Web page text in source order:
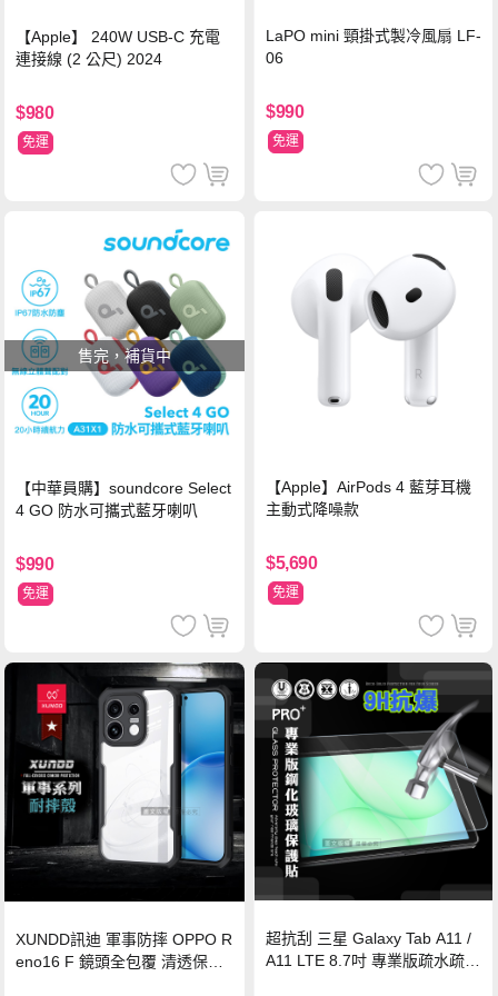
【Apple】 240W USB-C 充電
連接線 (2 公尺) 2024
$980
免運
LaPO mini 頸掛式製冷風扇 LF-
06
$990
免運
售完，補貨中
【中華員購】soundcore Select
4 GO 防水可攜式藍牙喇叭
$990
免運
【Apple】AirPods 4 藍芽耳機
主動式降噪款
$5,690
免運
XUNDD訊迪 軍事防摔 OPPO R
eno16 F 鏡頭全包覆 清透保護
超抗刮 三星 Galaxy Tab A11 /
A11 LTE 8.7吋 專業版疏水疏油